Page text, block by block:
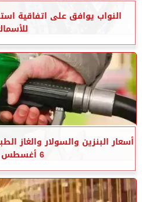
النواب يوافق على اتفاقية
أسعار البنزين والسولار والغاز
6 أغسطس 2026